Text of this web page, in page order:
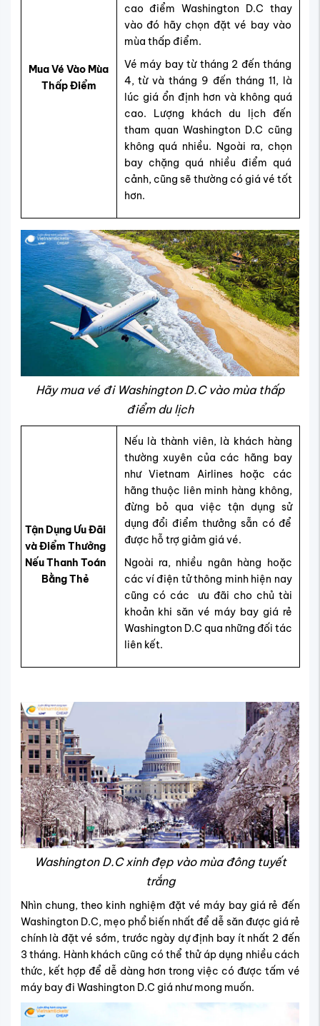
Mua Vé Vào Mùa
Thấp Điểm
cao điểm Washington D.C thay
vào đó hãy chọn đặt vé bay vào
mùa thấp điểm.
Vé máy bay từ tháng 2 đến tháng
4, từ và tháng 9 đến tháng 11, là
lúc giá ổn định hơn và không quá
cao. Lượng khách du lịch đến
tham quan Washington D.C cũng
không quá nhiều. Ngoài ra, chọn
bay chặng quá nhiều điểm quá
cảnh, cũng sẽ thường có giá vé tốt
hơn.
Hãy mua vé đi Washington D.C vào mùa thấp
điểm du lịch
Tận Dụng Ưu Đãi
và Điểm Thưởng
Nếu Thanh Toán
Bằng Thẻ
Nếu là thành viên, là khách hàng
thường xuyên của các hãng bay
như Vietnam Airlines hoặc các
hãng thuộc liên minh hàng không,
đừng bỏ qua việc tận dụng sử
dụng đổi điểm thưởng sẵn có để
được hỗ trợ giảm giá vé.
Ngoài ra, nhiều ngân hàng hoặc
các ví điện tử thông minh hiện nay
cũng có các ưu đãi cho chủ tài
khoản khi săn vé máy bay giá rẻ
Washington D.C qua những đối tác
liên kết.
Washington D.C xinh đẹp vào mùa đông tuyết
trắng
Nhìn chung, theo kinh nghiệm đặt vé máy bay giá rẻ đến
Washington D.C, mẹo phổ biến nhất để dễ săn được giá rẻ
chính là đặt vé sớm, trước ngày dự định bay ít nhất 2 đến
3 tháng. Hành khách cũng có thể thử áp dụng nhiều cách
thức, kết hợp để dễ dàng hơn trong việc có được tấm vé
máy bay đi Washington D.C giá như mong muốn.